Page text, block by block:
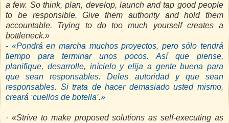
a few. So think, plan, develop, launch and tap good people
to be responsible. Give them authority and hold them
accountable. Trying to do too much yourself creates a
bottleneck.»
- «Pondrá en marcha muchos proyectos, pero sólo tendrá
tiempo para terminar unos pocos. Así que piense,
planifique, desarrolle, inícielo y elija a gente buena para
que sean responsables. Deles autoridad y que sean
responsables. Si trata de hacer demasiado usted mismo,
creará ‘cuellos de botella’.»
· «Strive to make proposed solutions as self-executing as